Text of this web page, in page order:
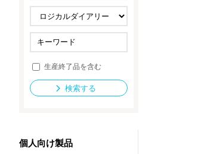
防災・
セキュリティ用品
法人向け製品
導入事例
生産終了品を含む
検索する
個人向け製品